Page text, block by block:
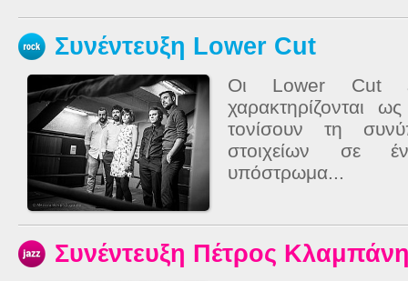
Συνέντευξη Lower Cut
Οι Lower Cut
χαρακτηρίζονται
τονίσουν τη
στοιχείων σε
υπόστρωμα...
Συνέντευξη Πέτρος